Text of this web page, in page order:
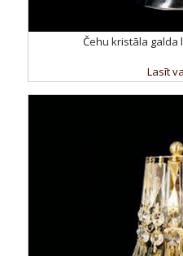
Čehu kristāla galda
Lasīt